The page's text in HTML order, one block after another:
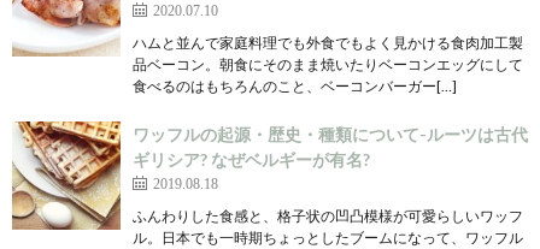
2020.07.10
ハムと並んで家庭料理でも外食でもよく見かける食肉加工製
品ベーコン。朝食にそのまま焼いたりベーコンエッグにして
食べるのはもちろんのこと、ベーコンバーガー[…]
ワッフルの起源・歴史・種類について-ルーツは古代
ギリシア? なぜベルギーが有名?
2019.08.18
ふんわりした食感と、格子状の凹凸模様が可愛らしいワッフ
ル。日本でも一時期ちょっとしたブームになって、ワッフル